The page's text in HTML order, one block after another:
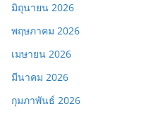
มิถุนายน 2026
พฤษภาคม 2026
เมษายน 2026
มีนาคม 2026
กุมภาพันธ์ 2026